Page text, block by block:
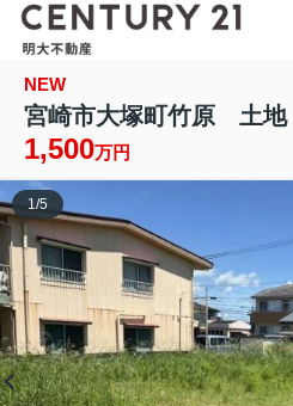
NEW
宮崎市大塚町竹原 土地
1,500万円
1/5